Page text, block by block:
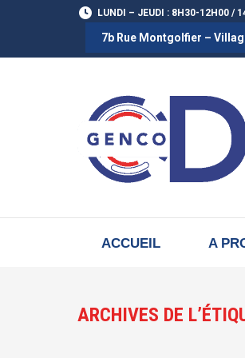
LUNDI – JEUDI : 8H30-12H00 /
7b Rue Montgolfier –
ACCUEIL A
ARCHIVES DE